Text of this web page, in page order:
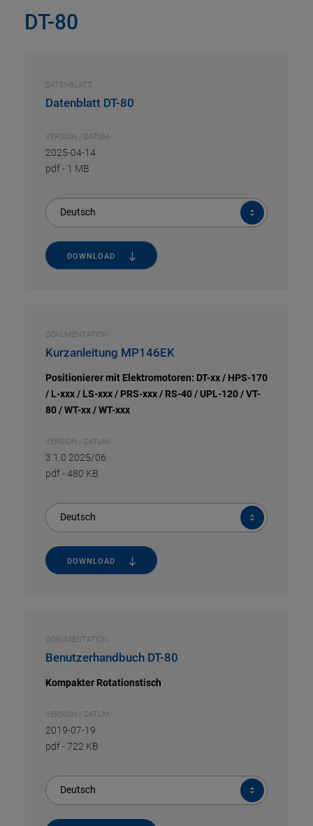
DT-80
DATENBLATT
Datenblatt DT-80
VERSION / DATUM
2025-04-14
pdf- 1 MB
Deutsch
DOWNLOAD
DOKUMENTATION
Kurzanleitung MP146EK
Positionierer mit Elektromotoren: DT-xx / HPS-170
/ L-xxx / LS-xxx / PRS-xxx / RS-40 / UPL-120 / VT-
80 / WT-xx / WT-xxx
VERSION / DATUM
3.1.0 2025/06
pdf-480 KB
Deutsch
DOWNLOAD
DOKUMENTATION
Benutzerhandbuch DT-80
Kompakter Rotationstisch
VERSION / DATUM
2019-07-19
pdf-722 KB
Deutsch